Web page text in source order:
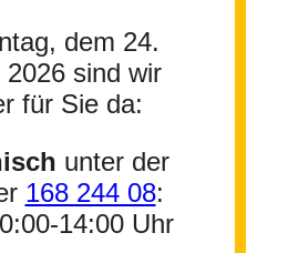
dem 24.
sind wir
für Sie da:
unter der
168 244 08:
14:00 Uhr